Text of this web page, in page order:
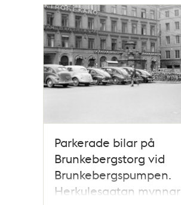
Parkerade bilar på
Brunkebergstorg vid
Brunkebergspumpen.
Herkulesgatan mynnar